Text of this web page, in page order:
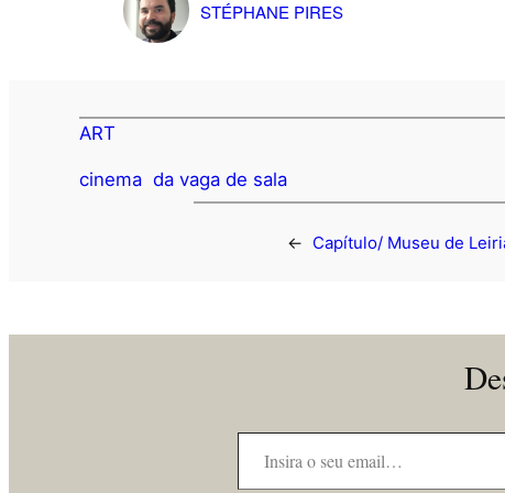
STÉPHANE PIRES
ART
cinema da vaga de sala
← Capítulo/ Museu de
Insira o seu email…